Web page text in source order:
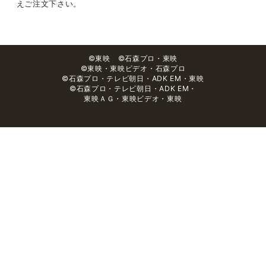
えご注文下さい。
©東映 ©石森プロ・東映
©東映・東映ビデオ・石森プロ
©石森プロ・テレビ朝日・ADK EM・東映
©石森プロ・テレビ朝日・ADK EM・
東映ＡＧ・東映ビデオ・東映